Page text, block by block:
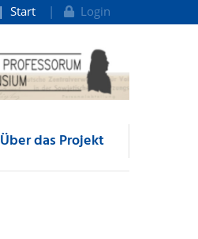
Start Login
Über das Projekt